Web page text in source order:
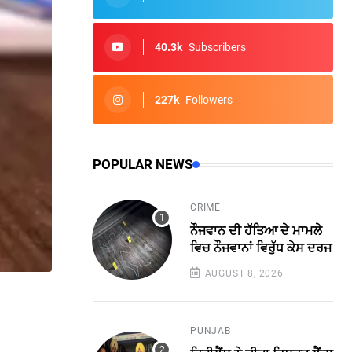
40.3k Subscribers
227k Followers
POPULAR NEWS
CRIME
ਨੌਜਵਾਨ ਦੀ ਹੱਤਿਆ ਦੇ ਮਾਮਲੇ
ਵਿਚ ਨੌਜਵਾਨਾਂ ਵਿਰੁੱਧ ਕੇਸ ਦਰਜ
AUGUST 8, 2026
PUNJAB